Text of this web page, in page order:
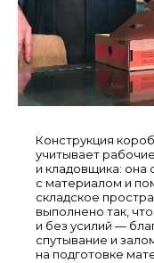
Конструкция
учитывает
и кладовщика:
с материалом и
складское
выполнено так,
и без усилий —
спутывание и
на подготовке